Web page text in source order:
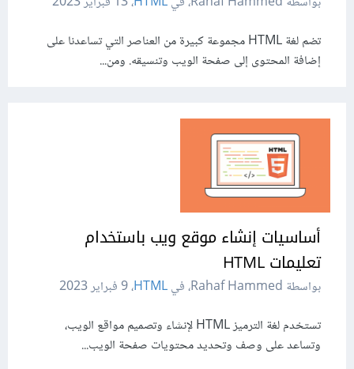
تضم لغة HTML مجموعة كبيرة من العناصر التي تساعدنا على
إضافة المحتوى إلى صفحة الويب وتنسيقه. ومن...
أساسيات إنشاء موقع ويب باستخدام
تعليمات HTML
بواسطة Rahaf Hammed، في HTML،9 فبراير 2023
تستخدم لغة الترميز HTML لإنشاء وتصميم مواقع الويب،
وتساعد على وصف وتحديد محتويات صفحة الويب...